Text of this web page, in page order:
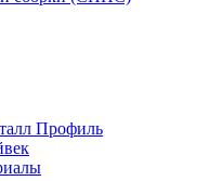
Профиль